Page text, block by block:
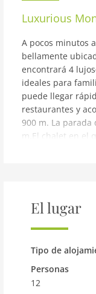
Luxurious
A pocos minutos
bellamente
encontrará 4
ideales para
puede llegar
restaurantes y
900 m. La
m.El chalet en el
un máximo de
equipada con
como una placa
velocidad, un
Todo está
suelo radiante.
soleada terraza
El lugar
Tipo de
Personas
12